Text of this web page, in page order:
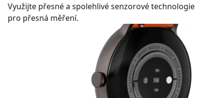
Využijte přesné a spolehlivé senzorové technologie
pro přesná měření.